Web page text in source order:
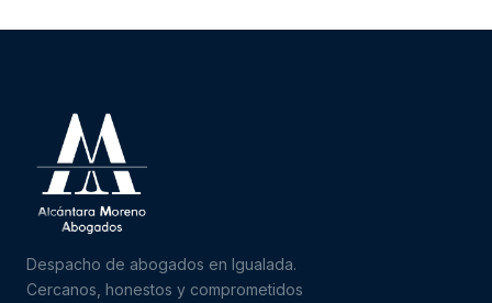
Despacho de abogados en Igualada.
Cercanos, honestos y comprometidos